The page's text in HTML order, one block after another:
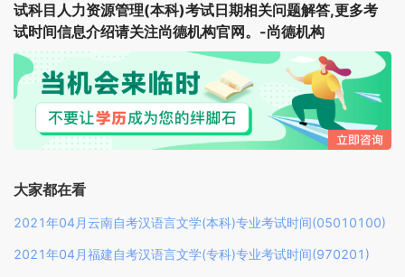
试科目人力资源管理(本科)考试日期相关问题解答,更多考
试时间信息介绍请关注尚德机构官网。-尚德机构
大家都在看
2021年04月云南自考汉语言文学(本科)专业考试时间(05010100)
2021年04月福建自考汉语言文学(专科)专业考试时间(970201)